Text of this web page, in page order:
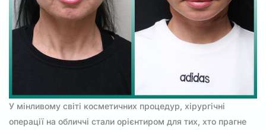
У мінливому світі косметичних процедур, хірургічні
операції на обличчі стали орієнтиром для тих, хто прагне